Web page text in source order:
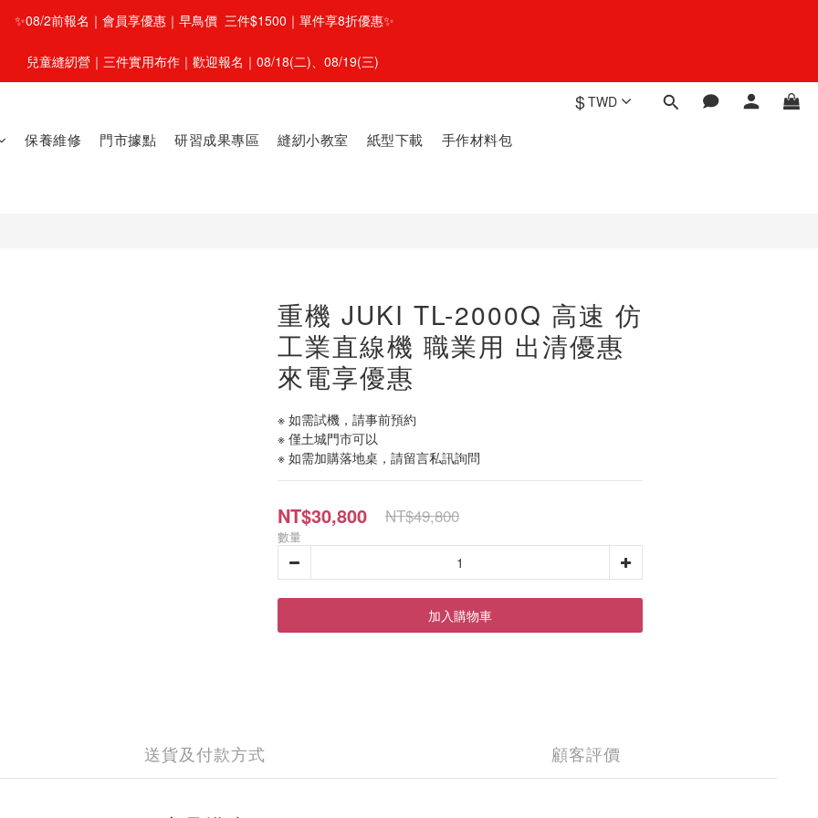
✨08/2前報名｜會員享優惠｜早鳥價  三件$1500｜單件享8折優惠✨
兒童縫紉營｜三件實用布作｜歡迎報名｜08/18(二)、08/19(三)
$TWD
保養維修 門市據點 研習成果專區 縫紉小教室 紙型下載 手作材料包
重機 JUKI TL-2000Q 高速 仿
工業直線機 職業用 出清優惠
來電享優惠
※ 如需試機，請事前預約
※ 僅土城門市可以
※ 如需加購落地桌，請留言私訊詢問
NT$30,800 NT$49,800
數量
加入購物車
送貨及付款方式 顧客評價